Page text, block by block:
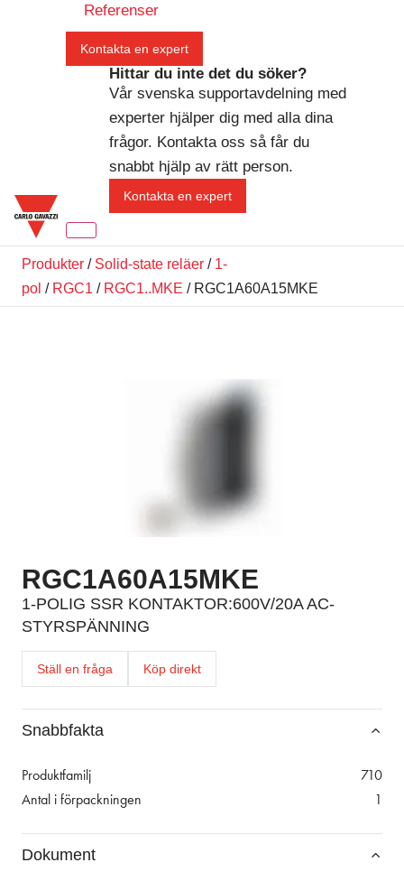
Referenser
Kontakta en expert
Hittar du inte det du söker?
Vår svenska supportavdelning med
experter hjälper dig med alla dina
frågor. Kontakta oss så får du
snabbt hjälp av rätt person.
Kontakta en expert
Produkter / Solid-state reläer / 1-
pol / RGC1 / RGC1..MKE / RGC1A60A15MKE
RGC1A60A15MKE
1-POLIG SSR KONTAKTOR:600V/20A AC-
STYRSPÄNNING
Ställ en fråga Köp direkt
Snabbfakta
Produktfamilj
710
Antal i förpackningen
1
Dokument